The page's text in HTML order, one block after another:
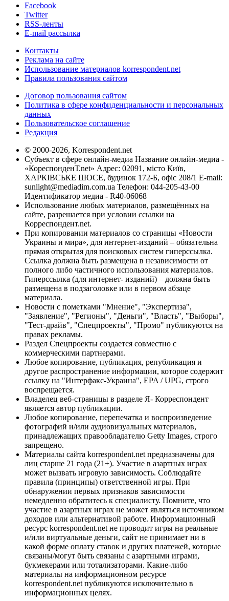
Facebook
Twitter
RSS-ленты
E-mail рассылка
Контакты
Реклама на сайте
Использование материалов korrespondent.net
Правила пользования сайтом
Договор пользования сайтом
Политика в сфере конфиденциальности и персональных
данных
Пользовательское соглашение
Редакция
© 2000-2026, Korrespondent.net
Субъект в сфере онлайн-медиа Название онлайн-медиа -
«КореспонденТ.net» Адрес: 02091, місто Київ,
ХАРКІВСЬКЕ ШОСЕ, будинок 172-Б, офіс 208/1 E-mail:
sunlight@mediadim.com.ua Телефон: 044-205-43-00
Идентификатор медиа - R40-06068
Использование любых материалов, размещённых на
сайте, разрешается при условии ссылки на
Корреспондент.net.
При копировании материалов со страницы «Новости
Украины и мира», для интернет-изданий – обязательна
прямая открытая для поисковых систем гиперссылка.
Ссылка должна быть размещена в независимости от
полного либо частичного использования материалов.
Гиперссылка (для интернет- изданий) – должна быть
размещена в подзаголовке или в первом абзаце
материала.
Новости с пометками "Мнение", "Экспертиза",
"Заявление", "Регионы", "Деньги", "Власть", "Выборы",
"Тест-драйв", "Спецпроекты", "Промо" публикуются на
правах рекламы.
Раздел Спецпроекты создается совместно с
коммерческими партнерами.
Любое копирование, публикация, републикация и
другое распространение информации, которое содержит
ссылку на "Интерфакс-Украина", EPA / UPG, строго
воспрещается.
Владелец веб-страницы в разделе Я- Корреспондент
является автор публикации.
Любое копирование, перепечатка и воспроизведение
фотографий и/или аудиовизуальных материалов,
принадлежащих правообладателю Getty Images, строго
запрещено.
Материалы сайта korrespondent.net предназначены для
лиц старше 21 года (21+). Участие в азартных играх
может вызвать игровую зависимость. Соблюдайте
правила (принципы) ответственной игры. При
обнаружении первых признаков зависимости
немедленно обратитесь к специалисту. Помните, что
участие в азартных играх не может являться источником
доходов или альтернативой работе. Информационный
ресурс korrespondent.net не проводит игры на реальные
и/или виртуальные деньги, сайт не принимает ни в
какой форме оплату ставок и других платежей, которые
связаны/могут быть связаны с азартными играми,
букмекерами или тотализаторами. Какие-либо
материалы на информационном ресурсе
korrespondent.net публикуются исключительно в
информационных целях.